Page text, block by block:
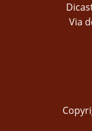
Via